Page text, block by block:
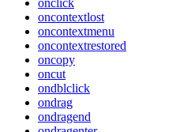
oncontextlost
oncontextmenu
oncontextrestored
oncopy
oncut
ondblclick
ondrag
ondragend